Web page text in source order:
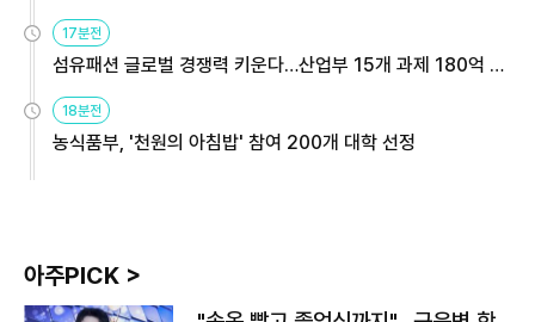
17분전
섬유패션 글로벌 경쟁력 키운다…산업부 15개 과제 180억 지
18분전
농식품부, '천원의 아침밥' 참여 200개 대학 선정
아주PICK >